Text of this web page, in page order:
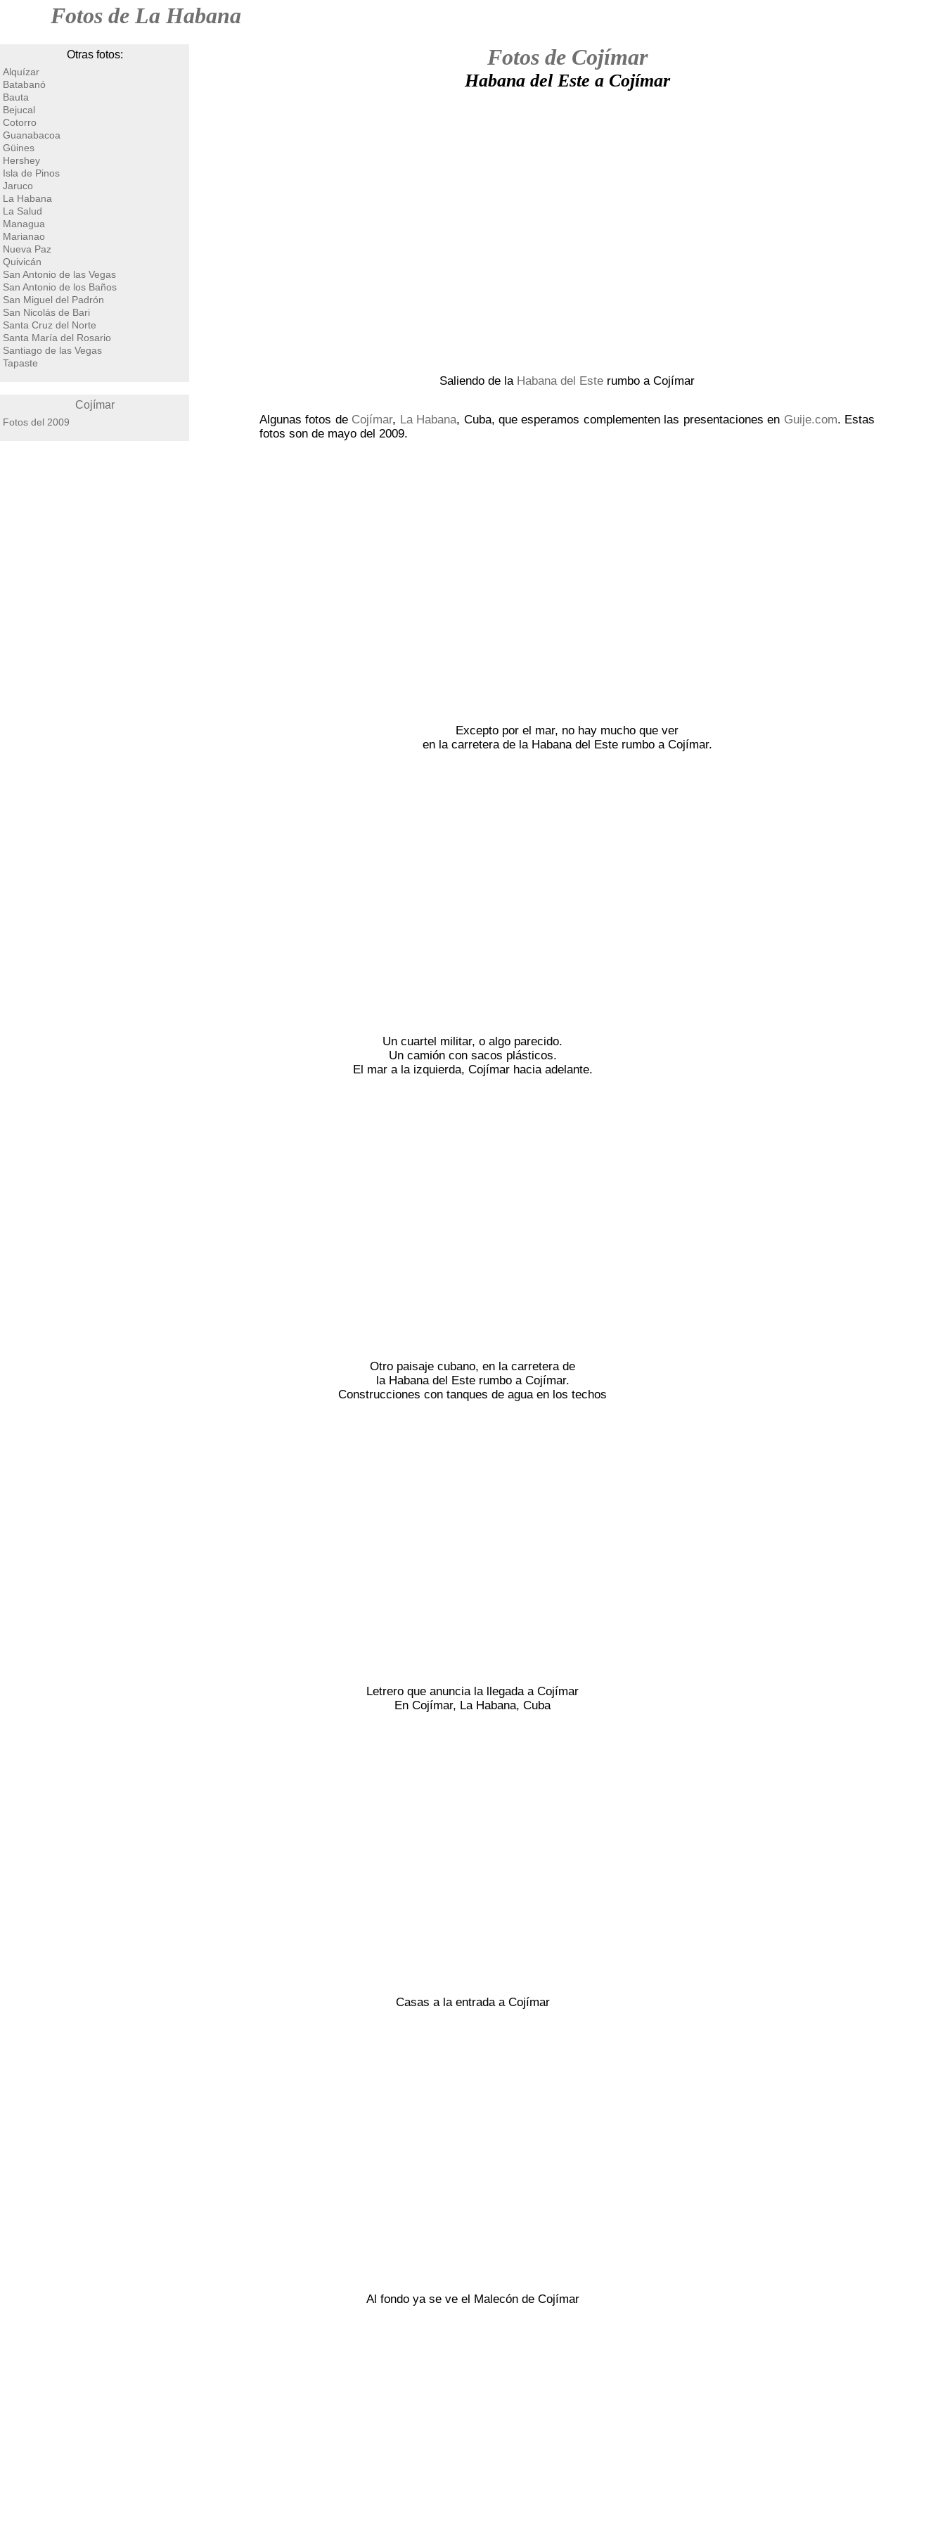
Fotos de La Habana
Otras fotos:
Alquízar
Batabanó
Bauta
Bejucal
Cotorro
Guanabacoa
Güines
Hershey
Isla de Pinos
Jaruco
La Habana
La Salud
Managua
Marianao
Nueva Paz
Quivicán
San Antonio de las Vegas
San Antonio de los Baños
San Miguel del Padrón
San Nicolás de Bari
Santa Cruz del Norte
Santa María del Rosario
Santiago de las Vegas
Tapaste
Cojímar
Fotos del 2009
Fotos de Cojímar
Habana del Este a Cojímar
Saliendo de la Habana del Este rumbo a Cojímar
Algunas fotos de Cojímar, La Habana, Cuba, que esperamos complementen las presentaciones en Guije.com. Estas
fotos son de mayo del 2009.
Excepto por el mar, no hay mucho que ver
en la carretera de la Habana del Este rumbo a Cojímar.
Un cuartel militar, o algo parecido.
Un camión con sacos plásticos.
El mar a la izquierda, Cojímar hacia adelante.
Otro paisaje cubano, en la carretera de
la Habana del Este rumbo a Cojímar.
Construcciones con tanques de agua en los techos
Letrero que anuncia la llegada a Cojímar
En Cojímar, La Habana, Cuba
Casas a la entrada a Cojímar
Al fondo ya se ve el Malecón de Cojímar